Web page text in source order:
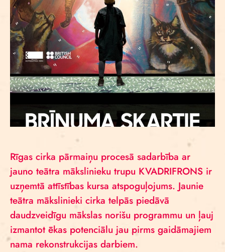
Rīgas cirka pārmaiņu procesā sadarbība ar
jauno teātra mākslinieku trupu KVADRIFRONS ir
uzņemtā attīstības kursa atspoguļojums. Jaunie
teātra mākslinieki cirka telpās piedāvā
daudzveidīgu mākslas norišu programmu un ļauj
izmantot ēkas potenciālu jau pirms gaidāmajiem
nama rekonstrukcijas darbiem.